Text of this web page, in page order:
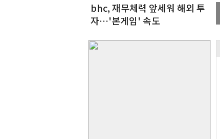
bhc, 재무체력 앞세워 해외 투
자…'본게임' 속도